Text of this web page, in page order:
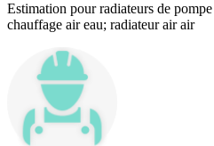
Estimation pour radiateurs de
chauffage air eau; radiateur air air